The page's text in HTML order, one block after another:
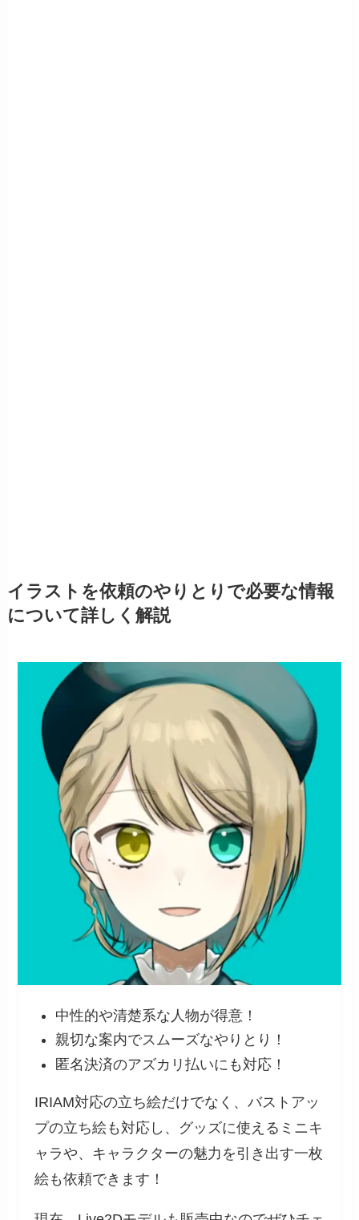
イラストを依頼のやりとりで必要な情報
について詳しく解説
中性的や清楚系な人物が得意！
親切な案内でスムーズなやりとり！
匿名決済のアズカリ払いにも対応！
IRIAM対応の立ち絵だけでなく、バストアッ
プの立ち絵も対応し、グッズに使えるミニキ
ャラや、キャラクターの魅力を引き出す一枚
絵も依頼できます！